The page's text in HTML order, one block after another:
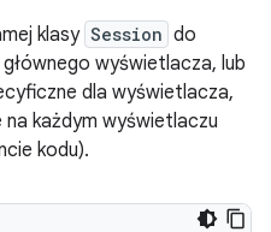
klasy Session do
wyświetlacza, lub
dla wyświetlacza,
każdym wyświetlaczu
kodu).